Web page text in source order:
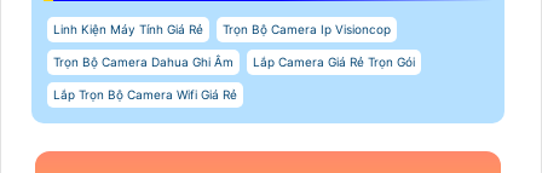
Linh Kiện Máy Tính Giá Rẻ Trọn Bộ Camera Ip Visioncop
Trọn Bộ Camera Dahua Ghi Âm Lắp Camera Giá Rẻ Trọn Gói
Lắp Trọn Bộ Camera Wifi Giá Rẻ